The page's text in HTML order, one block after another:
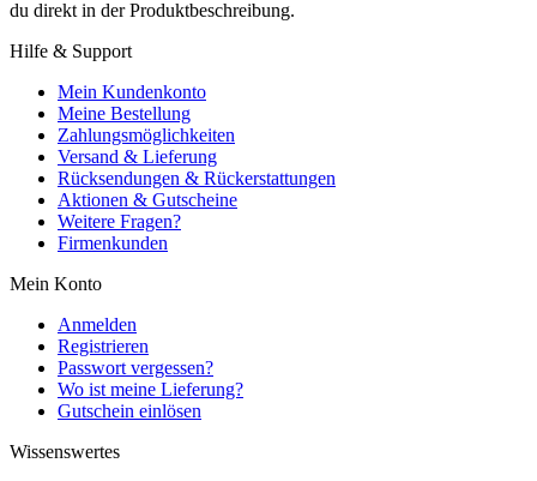
du direkt in der Produktbeschreibung.
Hilfe & Support
Mein Kundenkonto
Meine Bestellung
Zahlungsmöglichkeiten
Versand & Lieferung
Rücksendungen & Rückerstattungen
Aktionen & Gutscheine
Weitere Fragen?
Firmenkunden
Mein Konto
Anmelden
Registrieren
Passwort vergessen?
Wo ist meine Lieferung?
Gutschein einlösen
Wissenswertes